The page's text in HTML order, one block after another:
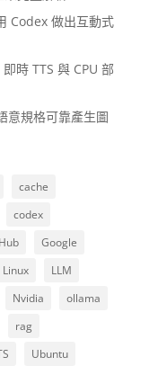
Codex 做出互動式
時 TTS 與 CPU 部
意規格可靠產生圖
cache
codex
Google
Linux
LLM
Nvidia
ollama
rag
Ubuntu